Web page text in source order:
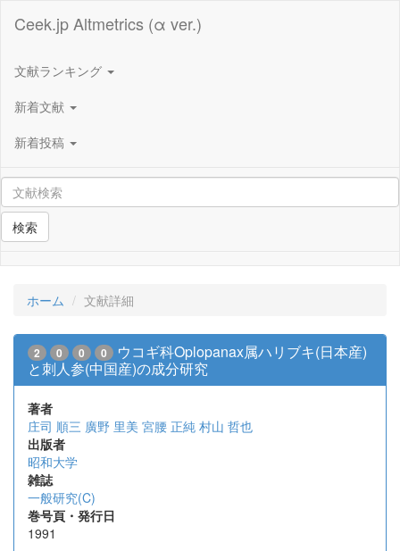
Ceek.jp Altmetrics (α ver.)
文献ランキング
新着文献
新着投稿
検索
ホーム 文献詳細
2 0 0 0
ウコギ科Oplopanax属ハリブキ(日本産)
と刺人参(中国産)の成分研究
著者
庄司 順三 廣野 里美 宮腰 正純 村山 哲也
出版者
昭和大学
雑誌
一般研究(C)
巻号頁・発行日
1991